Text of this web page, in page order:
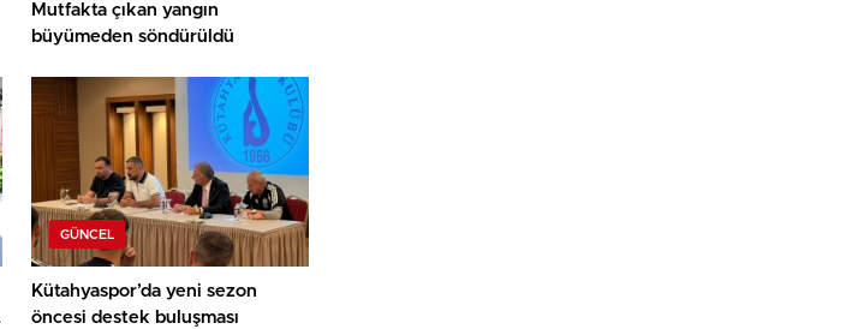
Mutfakta çıkan yangın
büyümeden söndürüldü
GÜNCEL
Kütahyaspor’da yeni sezon
öncesi destek buluşması